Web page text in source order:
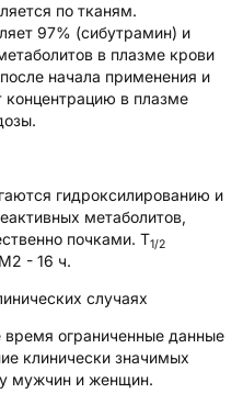
по тканям.
97% (сибутрамин) и
в плазме крови
начала применения и
в плазме
гидроксилированию и
метаболитов,
почками. T1/2
- 16 ч.
случаях
ограниченные данные
клинически значимых
мужчин и женщин.